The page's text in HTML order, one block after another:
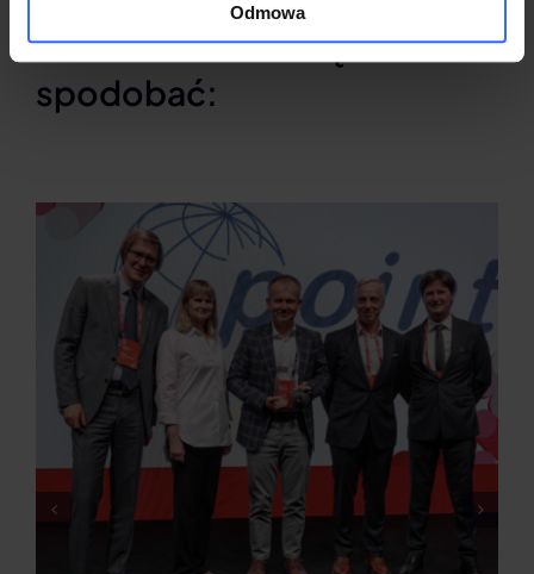
Odmowa
Może również Ci się
spodobać: